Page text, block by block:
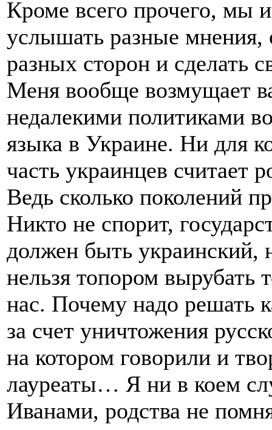
Кроме всего прочего, мы
услышать разные мнения,
разных сторон и сделать
Меня вообще возмущает
недалекими политиками
языка в Украине. Ни для
часть украинцев считает
Ведь сколько поколений
Никто не спорит,
должен быть украинский,
нельзя топором вырубать
нас. Почему надо решать
за счет уничтожения
на котором говорили и
лауреаты… Я ни в коем
Иванами, родства не